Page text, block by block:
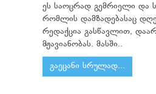
ეს საოცრად გემრიელი და
რომლის დამზადებასაც
რედაქცია გასწავლით,
მჟავიანობას. მასში..
გაეცანი სრულად...